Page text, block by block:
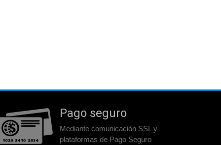
Pago seguro
Mediante comunicación SSL y
plataformas de Pago Seguro